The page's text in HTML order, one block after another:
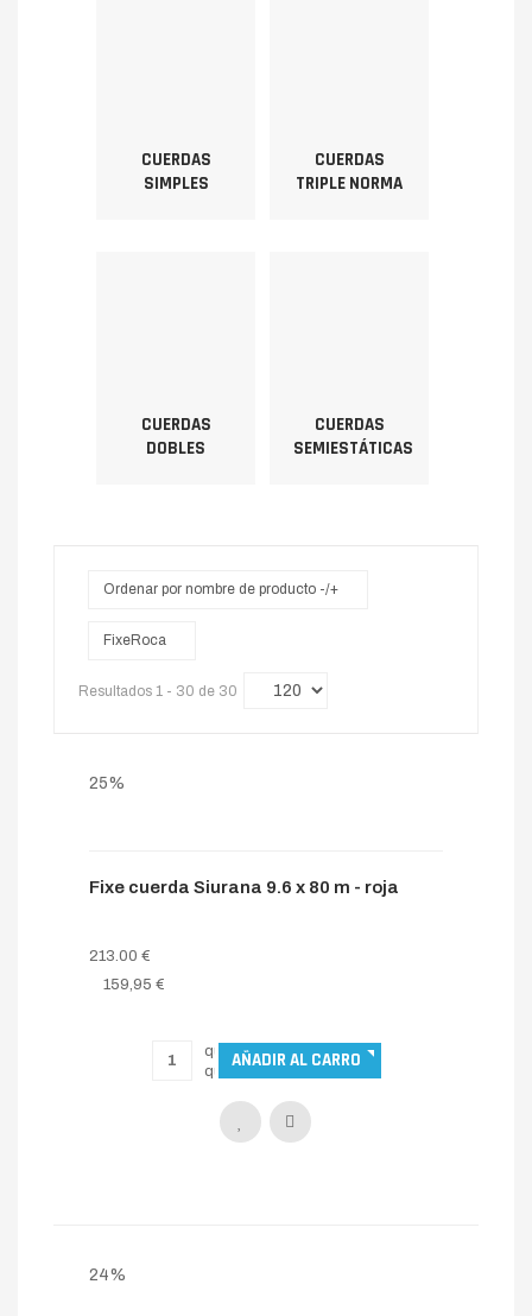
CUERDAS
SIMPLES
CUERDAS
TRIPLE NORMA
CUERDAS
DOBLES
CUERDAS
SEMIESTÁTICAS
Ordenar por nombre de producto -/+
FixeRoca
Resultados 1 - 30 de 30
25%
Fixe cuerda Siurana 9.6 x 80 m - roja
213.00 €
159,95 €
24%